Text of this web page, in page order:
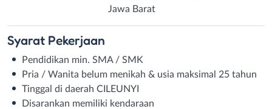
Jawa Barat
Syarat Pekerjaan
Pendidikan min. SMA / SMK⁣
Pria / Wanita belum menikah & usia maksimal 25 tahun⁣
Tinggal di daerah CILEUNYI⁣
Disarankan memiliki kendaraan⁣